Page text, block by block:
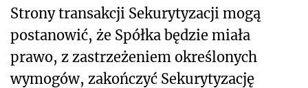
Strony transakcji Sekurytyzacji mogą
postanowić, że Spółka będzie miała
prawo, z zastrzeżeniem określonych
wymogów, zakończyć Sekurytyzację